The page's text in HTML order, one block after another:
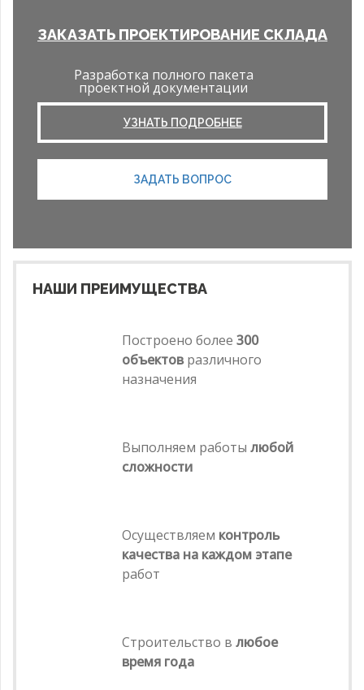
ЗАКАЗАТЬ ПРОЕКТИРОВАНИЕ СКЛАДА
Разработка полного пакета
проектной документации
УЗНАТЬ ПОДРОБНЕЕ
ЗАДАТЬ ВОПРОС
НАШИ ПРЕИМУЩЕСТВА
Построено более 300
объектовразличного
назначения
Выполняем работы любой
сложности
Осуществляем контроль
качества на каждом этапе
работ
Строительство в любое
время года